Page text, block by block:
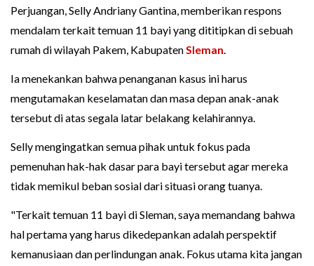
Perjuangan, Selly Andriany Gantina, memberikan respons
mendalam terkait temuan 11 bayi yang dititipkan di sebuah
rumah di wilayah Pakem, KabupatenSleman.
Ia menekankan bahwa penanganan kasus ini harus
mengutamakan keselamatan dan masa depan anak-anak
tersebut di atas segala latar belakang kelahirannya.
Selly mengingatkan semua pihak untuk fokus pada
pemenuhan hak-hak dasar para bayi tersebut agar mereka
tidak memikul beban sosial dari situasi orang tuanya.
"Terkait temuan 11 bayi di Sleman, saya memandang bahwa
hal pertama yang harus dikedepankan adalah perspektif
kemanusiaan dan perlindungan anak. Fokus utama kita jangan